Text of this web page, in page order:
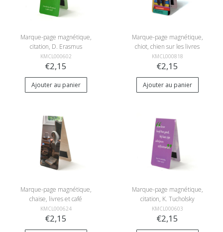
Marque-page magnétique,
citation, D. Erasmus
KMCL000602
€2,15
Ajouter au panier
Marque-page magnétique,
chiot, chien sur les livres
KMCL000818
€2,15
Ajouter au panier
Marque-page magnétique,
chaise, livres et café
KMCL000624
€2,15
Marque-page magnétique,
citation, K. Tucholsky
KMCL000603
€2,15